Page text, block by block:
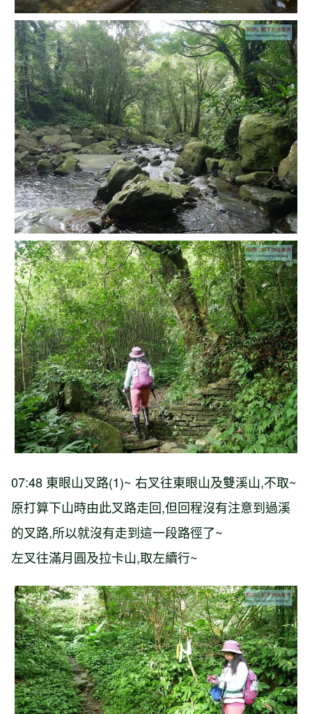
07:48 東眼山叉路(1)~ 右叉往東眼山及雙溪山,不取~
原打算下山時由此叉路走回,但回程沒有注意到過溪
的叉路,所以就沒有走到這一段路徑了~
左叉往滿月圓及拉卡山,取左續行~